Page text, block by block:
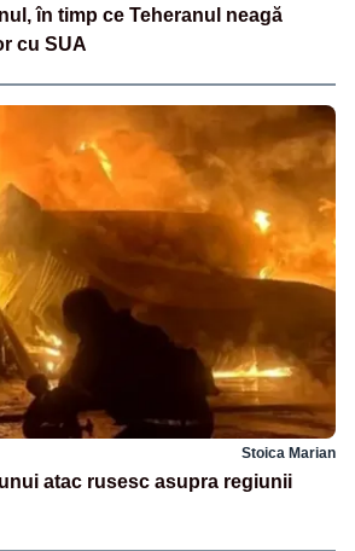
în timp ce Teheranul neagă
cu SUA
Stoica Marian
atac rusesc asupra regiunii